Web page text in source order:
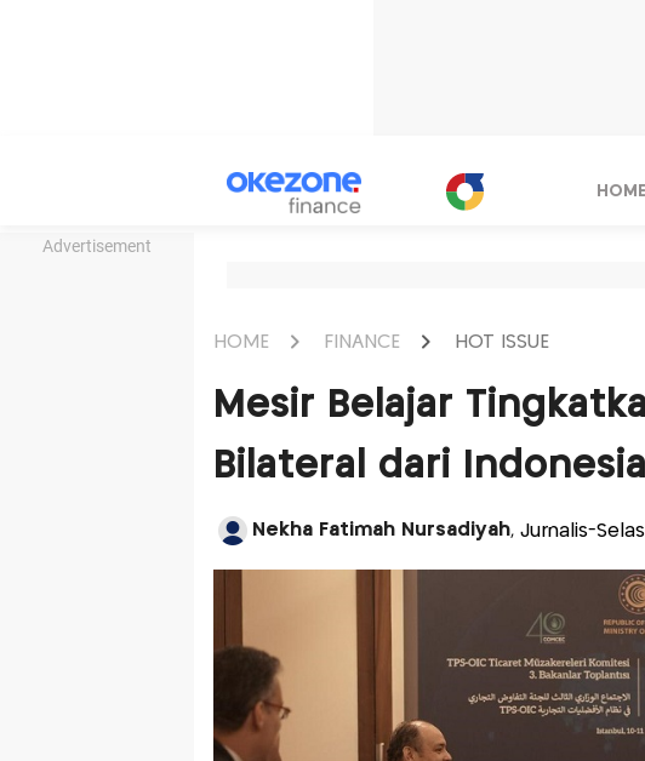
Advertisement
HOME
HOME FINANCE HOT ISSUE
Mesir Belajar
Bilateral dari Indonesia
Nekha Fatimah Nursadiyah, Jurnalis-